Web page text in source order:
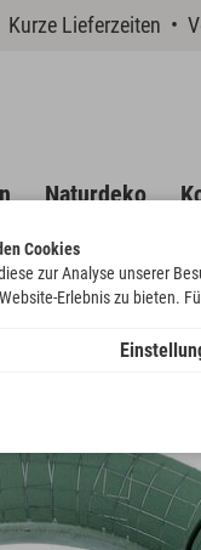
Kurze Lieferzeiten •
Naturdeko
Cookies
zur Analyse unserer
Erlebnis zu bieten.